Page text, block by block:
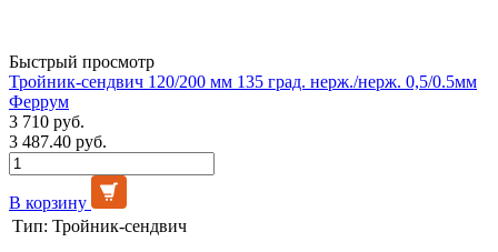
Быстрый просмотр
Тройник-сендвич 120/200 мм 135 град. нерж./нерж. 0,5/0.5мм
Феррум
3 710 руб.
3 487.40 руб.
В корзину
Тип: Тройник-сендвич